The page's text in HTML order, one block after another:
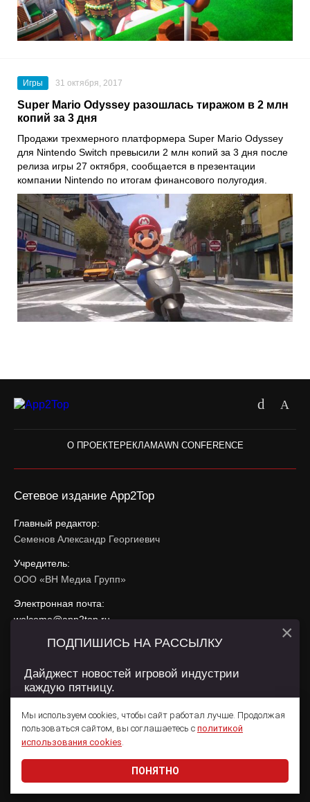
Игры 31 октября, 2017
Super Mario Odyssey разошлась тиражом в 2 млн
копий за 3 дня
Продажи трехмерного платформера Super Mario Odyssey
для Nintendo Switch превысили 2 млн копий за 3 дня после
релиза игры 27 октября, сообщается в презентации
компании Nintendo по итогам финансового полугодия.
О ПРОЕКТЕРЕКЛАМАWN CONFERENCE
Сетевое издание App2Top
Главный редактор:
Семенов Александр Георгиевич
Учредитель:
ООО «ВН Медиа Групп»
Электронная почта:
welcome@app2top.ru
При использовании материалов активная ссылка на
Сайт использует IP адреса, cookie, данные геолокации
использования содержатся вПолитике конфиденциальностии
Пользовательском соглашении .
© 2011 — 2026 App2Top 16+
Мы используем cookies, чтобы сайт работал лучше. Продолжая
пользоваться сайтом, вы соглашаетесь с политикой
использования cookies.
ПОНЯТНО
ПОДПИШИСЬ НА РАССЫЛКУ
Дайджест новостей игровой индустрии
каждую пятницу.
Даю согласие на обработкуперсональных данных
×